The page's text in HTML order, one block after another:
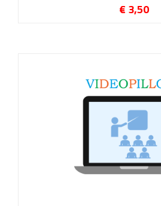
€ 3,50